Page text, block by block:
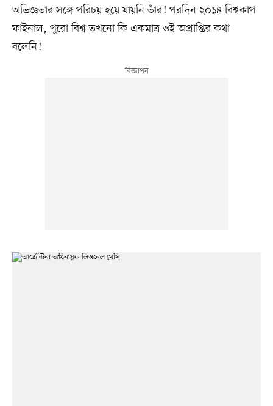
অভিজ্ঞতার সঙ্গে পরিচয় হয়ে যায়নি তাঁর! পরদিন ২০১৪ বিশ্বকাপ
ফাইনাল, পুরো বিশ্ব তখনো কি একমাত্র ওই অপ্রাপ্তির কথা
বলেনি!